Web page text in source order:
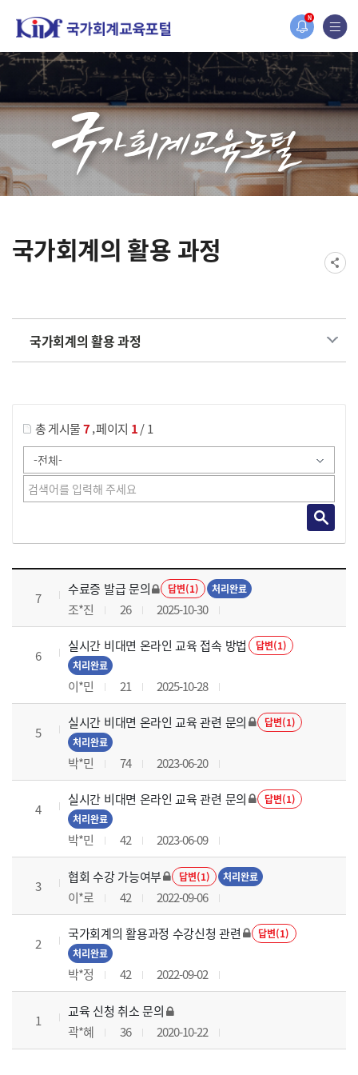
N
홈페이지가 새롭게 개편되었습니다.
한국조세재정연구원홈페이지가 새롭게 개설되었습니다.
국가회계의 활용 과정
국가회계의 활용 과정
총 게시물7,페이지 1/ 1
국가회계의 활용 과정 목록 으로 번호, 제목, 작성자, 조회수, 등록 일로 나열 되고 있습니다.
7
수료증 발급 문의 답변(1) 처리완료
조*진 26 2025-10-30
6
실시간 비대면 온라인 교육 접속 방법
답변(1)
처리완료
이*민 21 2025-10-28
5
실시간 비대면 온라인 교육 관련 문의
답변(1)
처리완료
박*민 74 2023-06-20
4
실시간 비대면 온라인 교육 관련 문의
답변(1)
처리완료
박*민 42 2023-06-09
3
협회 수강 가능여부 답변(1) 처리완료
이*로 42 2022-09-06
2
국가회계의 활용과정 수강신청 관련
답변(1)
처리완료
박*정 42 2022-09-02
1
교육 신청 취소 문의
곽*혜
36 2020-10-22